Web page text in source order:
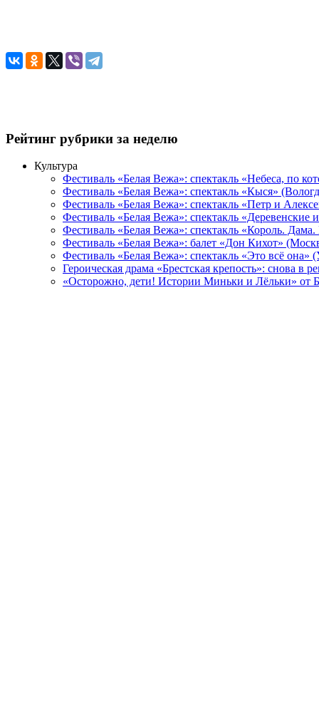
Рейтинг рубрики за неделю
Культура
Фестиваль «Белая Вежа»: спектакль «Небеса, по
Фестиваль «Белая Вежа»: спектакль «Кыся»
Фестиваль «Белая Вежа»: спектакль «Петр и
Фестиваль «Белая Вежа»: спектакль «Деревенские
Фестиваль «Белая Вежа»: спектакль «Король.
Фестиваль «Белая Вежа»: балет «Дон Кихот»
Фестиваль «Белая Вежа»: спектакль «Это всё
Героическая драма «Брестская крепость»: снова в
«Осторожно, дети! Истории Миньки и Лёльки» от